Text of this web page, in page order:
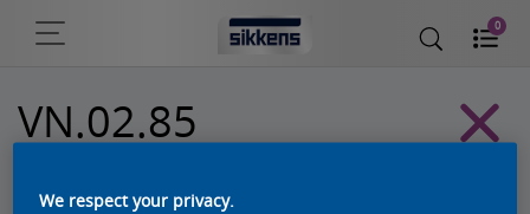
0
VN.02.85
We respect your privacy.